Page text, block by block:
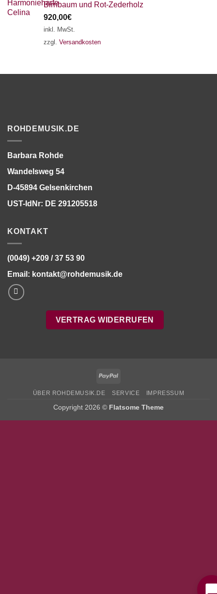
Birnbaum und Rot-Zederholz
920,00€
inkl. MwSt.
zzgl. Versandkosten
ROHDEMUSIK.DE
Barbara Rohde
Wandelsweg 54
D-45894 Gelsenkirchen
UST-IdNr: DE 291205518
KONTAKT
(0049) +209 / 37 53 90
Email: kontakt@rohdemusik.de
VERTRAG WIDERRUFEN
PayPal
ÜBER ROHDEMUSIK.DE SERVICE IMPRESSUM
Copyright 2026 © Flatsome Theme